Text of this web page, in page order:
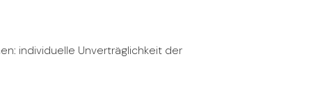
individuelle Unverträglichkeit der